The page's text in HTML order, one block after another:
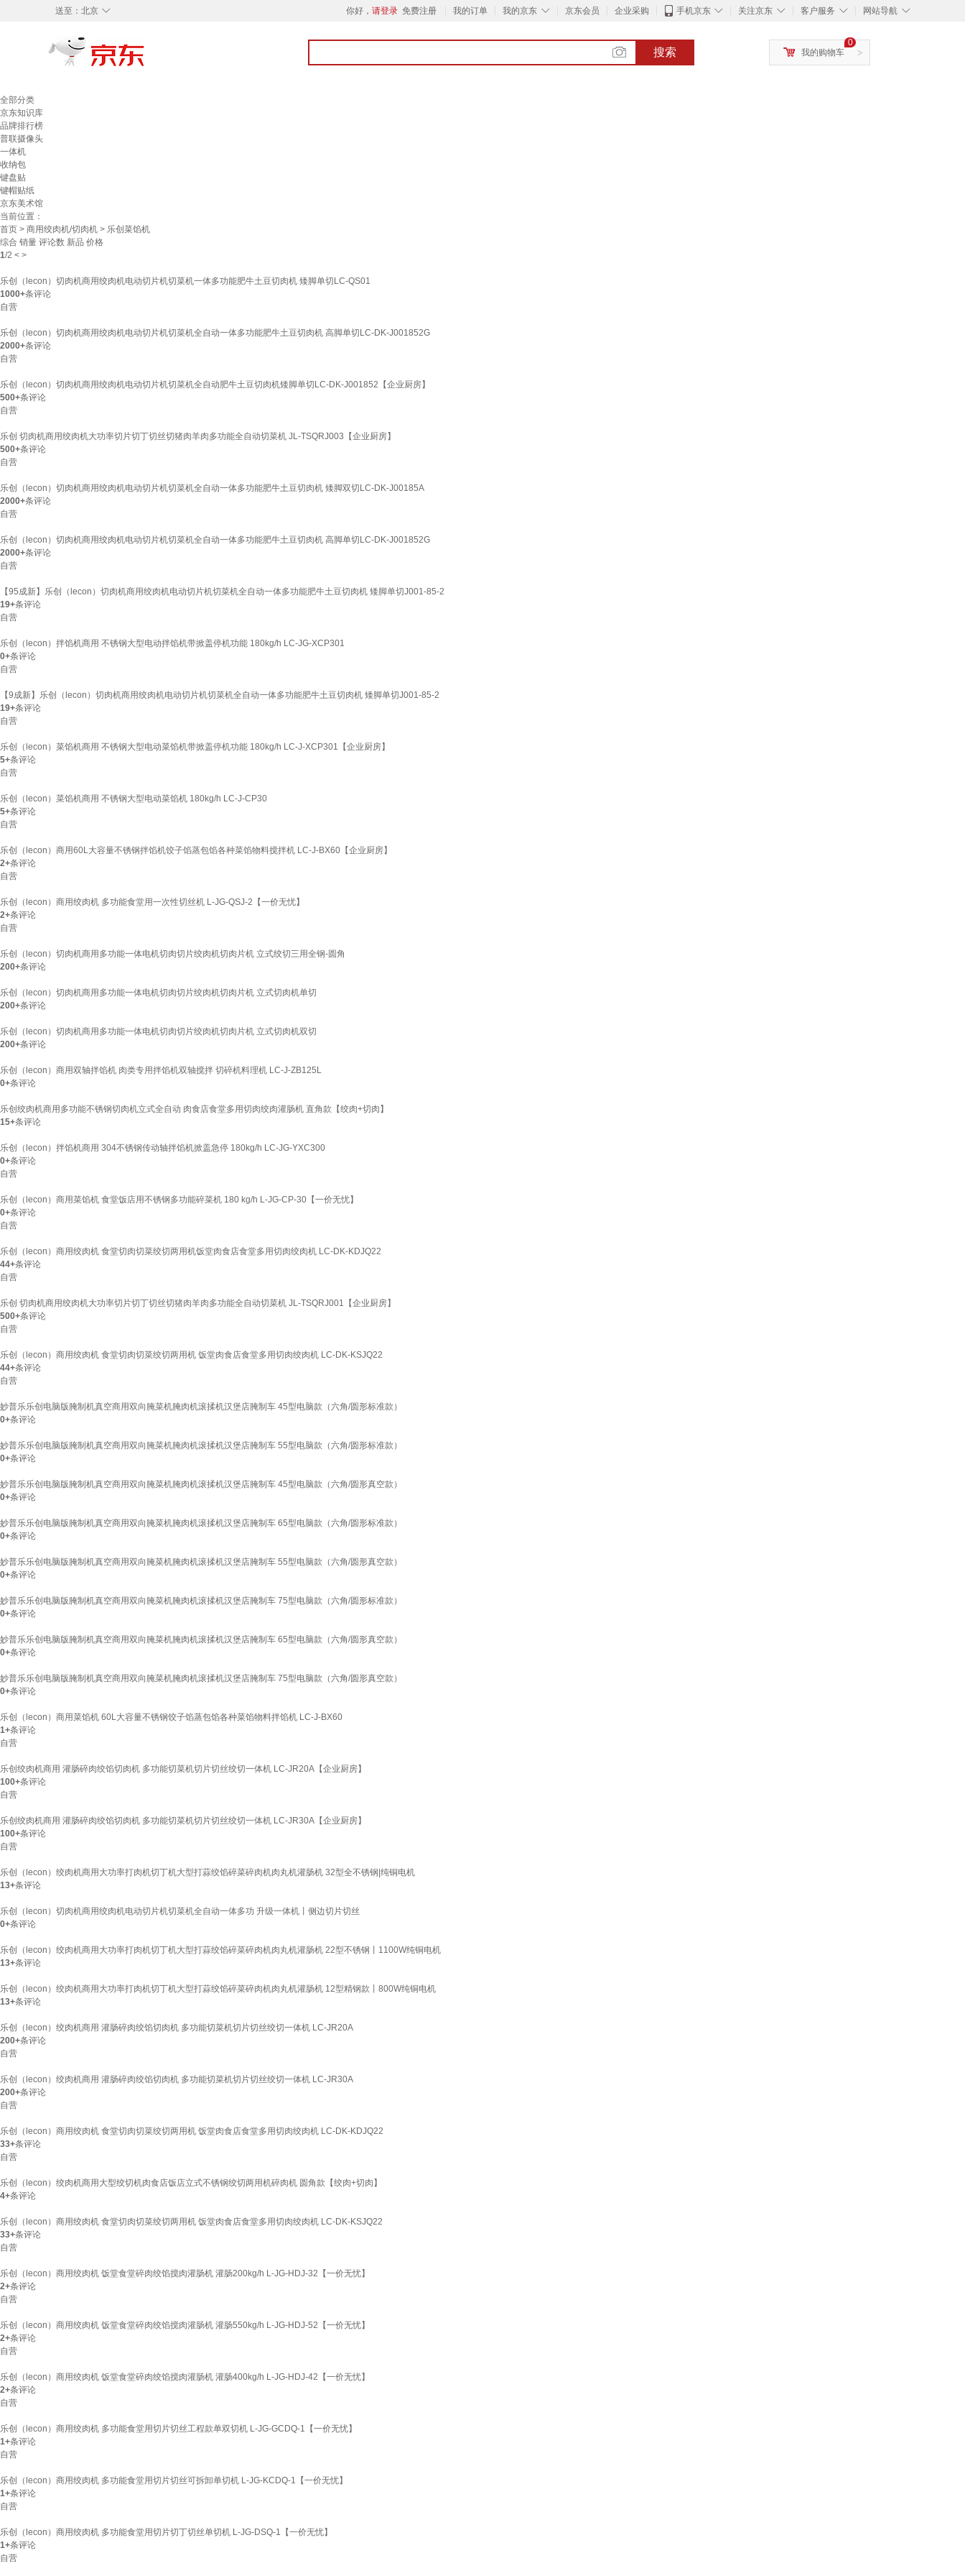
◇
送至： 北京 你好， 请登录 免费注册 我的订单 ◇
我的京东 京东会员 企业采购 ◇
手机京东 ◇
关注京东 ◇
客户服务 ◇
网站导航
搜索 >
0
我的购物车
全部分类
京东知识库
品牌排行榜
普联摄像头
一体机
收纳包
键盘贴
键帽贴纸
京东美术馆
当前位置：
首页 > 商用绞肉机/切肉机 > 乐创菜馅机
综合 销量 评论数 新品 价格
1/2 < >
乐创（lecon）切肉机商用绞肉机电动切片机切菜机一体多功能肥牛土豆切肉机 矮脚单切LC-QS01
1000+条评论
自营
乐创（lecon）切肉机商用绞肉机电动切片机切菜机全自动一体多功能肥牛土豆切肉机 高脚单切LC-DK-J001852G
2000+条评论
自营
乐创（lecon）切肉机商用绞肉机电动切片机切菜机全自动肥牛土豆切肉机矮脚单切LC-DK-J001852【企业厨房】
500+条评论
自营
乐创 切肉机商用绞肉机大功率切片切丁切丝切猪肉羊肉多功能全自动切菜机 JL-TSQRJ003【企业厨房】
500+条评论
自营
乐创（lecon）切肉机商用绞肉机电动切片机切菜机全自动一体多功能肥牛土豆切肉机 矮脚双切LC-DK-J00185A
2000+条评论
自营
乐创（lecon）切肉机商用绞肉机电动切片机切菜机全自动一体多功能肥牛土豆切肉机 高脚单切LC-DK-J001852G
2000+条评论
自营
【95成新】乐创（lecon）切肉机商用绞肉机电动切片机切菜机全自动一体多功能肥牛土豆切肉机 矮脚单切J001-85-2
19+条评论
自营
乐创（lecon）拌馅机商用 不锈钢大型电动拌馅机带掀盖停机功能 180kg/h LC-JG-XCP301
0+条评论
自营
【9成新】乐创（lecon）切肉机商用绞肉机电动切片机切菜机全自动一体多功能肥牛土豆切肉机 矮脚单切J001-85-2
19+条评论
自营
乐创（lecon）菜馅机商用 不锈钢大型电动菜馅机带掀盖停机功能 180kg/h LC-J-XCP301【企业厨房】
5+条评论
自营
乐创（lecon）菜馅机商用 不锈钢大型电动菜馅机 180kg/h LC-J-CP30
5+条评论
自营
乐创（lecon）商用60L大容量不锈钢拌馅机饺子馅蒸包馅各种菜馅物料搅拌机 LC-J-BX60【企业厨房】
2+条评论
自营
乐创（lecon）商用绞肉机 多功能食堂用一次性切丝机 L-JG-QSJ-2【一价无忧】
2+条评论
自营
乐创（lecon）切肉机商用多功能一体电机切肉切片绞肉机切肉片机 立式绞切三用全钢-圆角
200+条评论
乐创（lecon）切肉机商用多功能一体电机切肉切片绞肉机切肉片机 立式切肉机单切
200+条评论
乐创（lecon）切肉机商用多功能一体电机切肉切片绞肉机切肉片机 立式切肉机双切
200+条评论
乐创（lecon）商用双轴拌馅机 肉类专用拌馅机双轴搅拌 切碎机料理机 LC-J-ZB125L
0+条评论
乐创绞肉机商用多功能不锈钢切肉机立式全自动 肉食店食堂多用切肉绞肉灌肠机 直角款【绞肉+切肉】
15+条评论
乐创（lecon）拌馅机商用 304不锈钢传动轴拌馅机掀盖急停 180kg/h LC-JG-YXC300
0+条评论
自营
乐创（lecon）商用菜馅机 食堂饭店用不锈钢多功能碎菜机 180 kg/h L-JG-CP-30【一价无忧】
0+条评论
自营
乐创（lecon）商用绞肉机 食堂切肉切菜绞切两用机饭堂肉食店食堂多用切肉绞肉机 LC-DK-KDJQ22
44+条评论
自营
乐创 切肉机商用绞肉机大功率切片切丁切丝切猪肉羊肉多功能全自动切菜机 JL-TSQRJ001【企业厨房】
500+条评论
自营
乐创（lecon）商用绞肉机 食堂切肉切菜绞切两用机 饭堂肉食店食堂多用切肉绞肉机 LC-DK-KSJQ22
44+条评论
自营
妙普乐乐创电脑版腌制机真空商用双向腌菜机腌肉机滚揉机汉堡店腌制车 45型电脑款（六角/圆形标准款）
0+条评论
妙普乐乐创电脑版腌制机真空商用双向腌菜机腌肉机滚揉机汉堡店腌制车 55型电脑款（六角/圆形标准款）
0+条评论
妙普乐乐创电脑版腌制机真空商用双向腌菜机腌肉机滚揉机汉堡店腌制车 45型电脑款（六角/圆形真空款）
0+条评论
妙普乐乐创电脑版腌制机真空商用双向腌菜机腌肉机滚揉机汉堡店腌制车 65型电脑款（六角/圆形标准款）
0+条评论
妙普乐乐创电脑版腌制机真空商用双向腌菜机腌肉机滚揉机汉堡店腌制车 55型电脑款（六角/圆形真空款）
0+条评论
妙普乐乐创电脑版腌制机真空商用双向腌菜机腌肉机滚揉机汉堡店腌制车 75型电脑款（六角/圆形标准款）
0+条评论
妙普乐乐创电脑版腌制机真空商用双向腌菜机腌肉机滚揉机汉堡店腌制车 65型电脑款（六角/圆形真空款）
0+条评论
妙普乐乐创电脑版腌制机真空商用双向腌菜机腌肉机滚揉机汉堡店腌制车 75型电脑款（六角/圆形真空款）
0+条评论
乐创（lecon）商用菜馅机 60L大容量不锈钢饺子馅蒸包馅各种菜馅物料拌馅机 LC-J-BX60
1+条评论
自营
乐创绞肉机商用 灌肠碎肉绞馅切肉机 多功能切菜机切片切丝绞切一体机 LC-JR20A【企业厨房】
100+条评论
自营
乐创绞肉机商用 灌肠碎肉绞馅切肉机 多功能切菜机切片切丝绞切一体机 LC-JR30A【企业厨房】
100+条评论
自营
乐创（lecon）绞肉机商用大功率打肉机切丁机大型打蒜绞馅碎菜碎肉机肉丸机灌肠机 32型全不锈钢|纯铜电机
13+条评论
乐创（lecon）切肉机商用绞肉机电动切片机切菜机全自动一体多功 升级一体机丨侧边切片切丝
0+条评论
乐创（lecon）绞肉机商用大功率打肉机切丁机大型打蒜绞馅碎菜碎肉机肉丸机灌肠机 22型不锈钢丨1100W纯铜电机
13+条评论
乐创（lecon）绞肉机商用大功率打肉机切丁机大型打蒜绞馅碎菜碎肉机肉丸机灌肠机 12型精钢款丨800W纯铜电机
13+条评论
乐创（lecon）绞肉机商用 灌肠碎肉绞馅切肉机 多功能切菜机切片切丝绞切一体机 LC-JR20A
200+条评论
自营
乐创（lecon）绞肉机商用 灌肠碎肉绞馅切肉机 多功能切菜机切片切丝绞切一体机 LC-JR30A
200+条评论
自营
乐创（lecon）商用绞肉机 食堂切肉切菜绞切两用机 饭堂肉食店食堂多用切肉绞肉机 LC-DK-KDJQ22
33+条评论
自营
乐创（lecon）绞肉机商用大型绞切机肉食店饭店立式不锈钢绞切两用机碎肉机 圆角款【绞肉+切肉】
4+条评论
乐创（lecon）商用绞肉机 食堂切肉切菜绞切两用机 饭堂肉食店食堂多用切肉绞肉机 LC-DK-KSJQ22
33+条评论
自营
乐创（lecon）商用绞肉机 饭堂食堂碎肉绞馅搅肉灌肠机 灌肠200kg/h L-JG-HDJ-32【一价无忧】
2+条评论
自营
乐创（lecon）商用绞肉机 饭堂食堂碎肉绞馅搅肉灌肠机 灌肠550kg/h L-JG-HDJ-52【一价无忧】
2+条评论
自营
乐创（lecon）商用绞肉机 饭堂食堂碎肉绞馅搅肉灌肠机 灌肠400kg/h L-JG-HDJ-42【一价无忧】
2+条评论
自营
乐创（lecon）商用绞肉机 多功能食堂用切片切丝工程款单双切机 L-JG-GCDQ-1【一价无忧】
1+条评论
自营
乐创（lecon）商用绞肉机 多功能食堂用切片切丝可拆卸单切机 L-JG-KCDQ-1【一价无忧】
1+条评论
自营
乐创（lecon）商用绞肉机 多功能食堂用切片切丁切丝单切机 L-JG-DSQ-1【一价无忧】
1+条评论
自营